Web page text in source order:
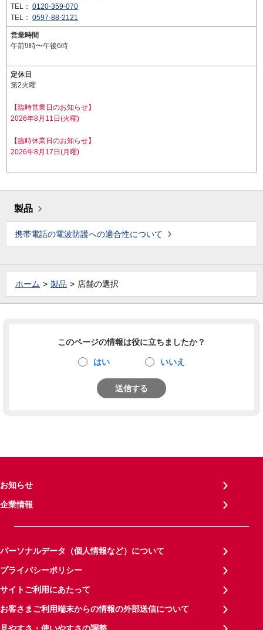
TEL： 0120-359-070
TEL： 0597-88-2121
営業時間
午前9時〜午後6時
定休日
第2火曜
【臨時営業日のお知らせ】
2026年8月11日(火曜)
【臨時休業日のお知らせ】
2026年8月17日(月曜)
製品
携帯電話の電波防護への適合性について
ホーム 製品 店舗の選択
このページの情報は役に立ちましたか？
はい いいえ
送信する
お知らせ
企業情報
パーソナルデータ（個人情報など）について
プライバシーポリシー
サイトご利用にあたって
お客さまご利用端末からの情報の外部送信について